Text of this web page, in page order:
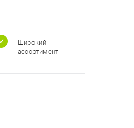
Широкий
ассортимент